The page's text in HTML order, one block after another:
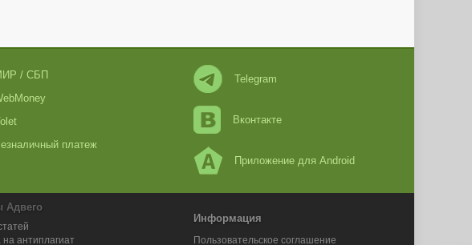
/ СБП
платеж
Telegram
Вконтакте
Приложение для Android
Адвего
на антиплагиат
Информация
Пользовательское соглашение